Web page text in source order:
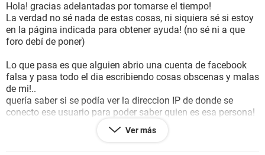
Hola! gracias adelantadas por tomarse el tiempo!
La verdad no sé nada de estas cosas, ni siquiera sé si estoy
en la página indicada para obtener ayuda! (no sé ni a que
foro debí de poner)
Lo que pasa es que alguien abrio una cuenta de facebook
falsa y pasa todo el dia escribiendo cosas obscenas y malas
de mi!..
quería saber si se podía ver la direccion IP de donde se
conecto ese usuario para poder saber quien es esa persona!
ojala me puedan ayudar!
Ver más